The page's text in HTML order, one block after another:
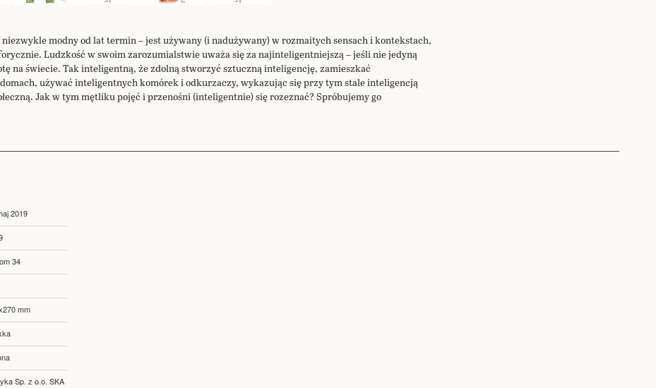
modny od lat termin – jest używany (i nadużywany) w rozmaitych sensach i kontekstach,
Ludzkość w swoim zarozumialstwie uważa się za najinteligentniejszą – jeśli nie jedyną
na świecie. Tak inteligentną, że zdolną stworzyć sztuczną inteligencję, zamieszkać
używać inteligentnych komórek i odkurzaczy, wykazując się przy tym stale inteligencją
Jak w tym mętliku pojęć i przenośni (inteligentnie) się rozeznać? Spróbujemy go
2019
34
mm
Sp. z o.o. SKA